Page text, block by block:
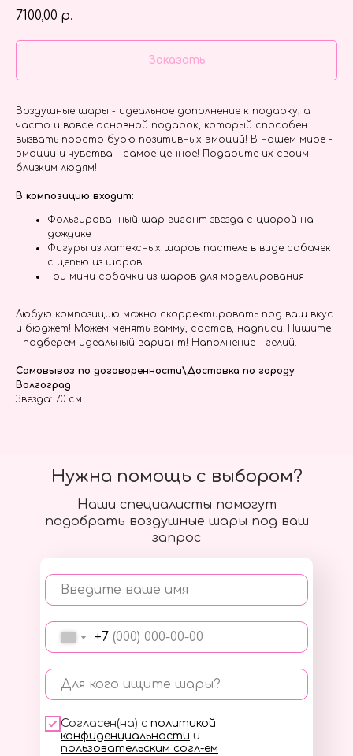
7100,00 р.
Заказать
Воздушные шары - идеальное дополнение к подарку, а
часто и вовсе основной подарок, который способен
вызвать просто бурю позитивных эмоций! В нашем мире -
эмоции и чувства - самое ценное! Подарите их своим
близким людям!
В композицию входит:
Фольгированный шар гигант звезда с цифрой на
дождике
Фигуры из латексных шаров пастель в виде собачек
с цепью из шаров
Три мини собачки из шаров для моделирования
Любую композицию можно скорректировать под ваш вкус
и бюджет! Можем менять гамму, состав, надписи. Пишите
- подберем идеальный вариант! Наполнение - гелий.
Самовывоз по договоренности\Доставка по городу
Волгоград
Звезда: 70 см
Наши специалисты помогут
подобрать воздушные шары под ваш
запрос
Введите ваше имя
+7
Для кого ищите шары?
Согласен(на) с политикой
конфиденциальности и
пользовательским согл-ем
Нужна помощь с выбором?